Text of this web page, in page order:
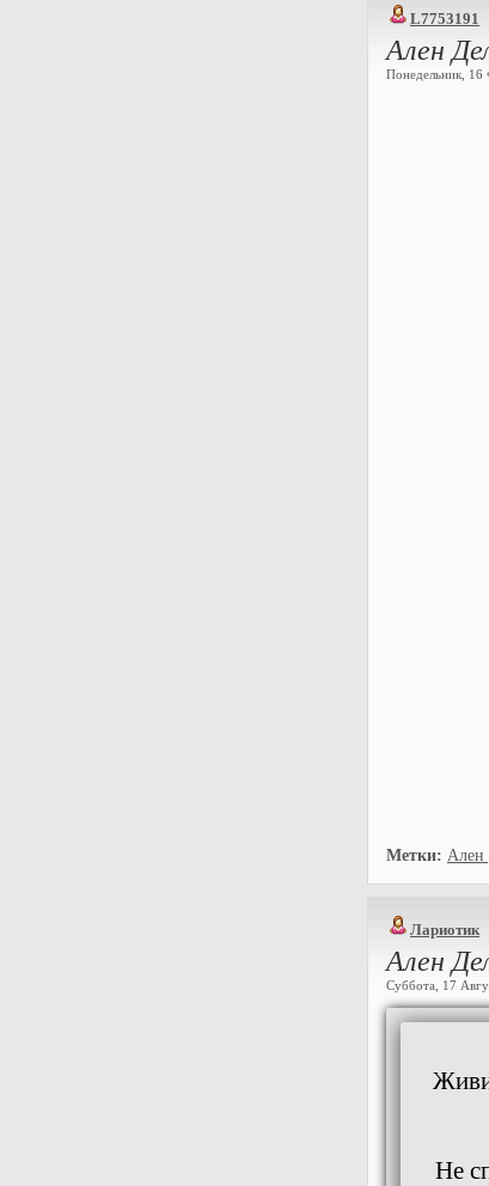
L7753191
Ален
Понедельник, 16
Метки: Ален
Лариотик
Ален
Суббота, 17
Не